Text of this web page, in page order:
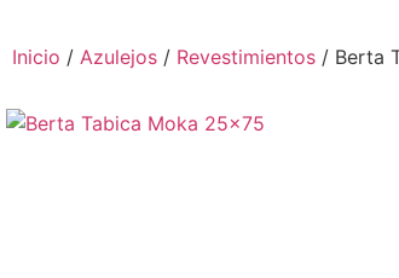
Inicio / Azulejos / Revestimientos / Berta